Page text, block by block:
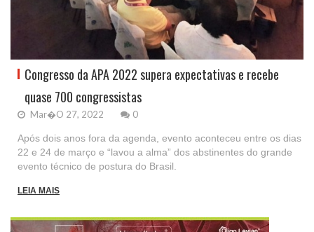
Congresso da APA 2022 supera expectativas e recebe
quase 700 congressistas
Mar�o 27, 2022 0
Após dois anos fora da agenda, evento aconteceu entre os dias
22 e 24 de março e “lavou a alma” dos abstinentes do grande
evento técnico de postura do Brasil.
LEIA MAIS